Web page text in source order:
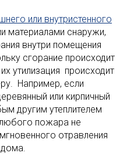
или внутристенного
материалами снаружи,
внутри помещения
сгорание происходит
утилизация происходит
Например, если
или кирпичный
другим утеплителем
пожара не
отравления
дома.